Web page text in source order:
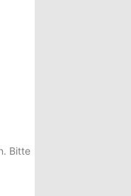
Bitte